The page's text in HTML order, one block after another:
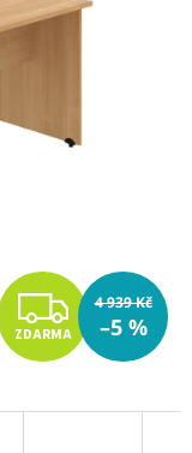
Z
D
A
ZDARMA
4 939 Kč
–5 %